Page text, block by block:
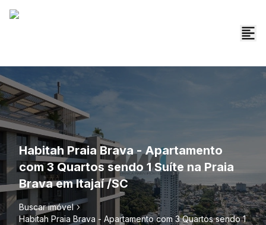
Habitah Praia Brava - Apartamento
com 3 Quartos sendo 1 Suíte na Praia
Brava em Itajaí /SC
Buscar imóvel
Habitah Praia Brava - Apartamento com 3 Quartos sendo 1